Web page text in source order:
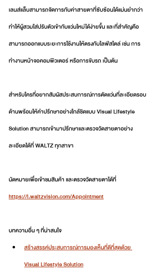
เลนส์แล็บสามารถจัดการกับค่าสายตาที่ซับซ้อนได้แม่นยำกว่า
ทำให้ผู้สวมใส่ปรับตัวเข้ากับแว่นใหม่ได้ง่ายขึ้น และที่สำคัญคือ
สามารถออกแบบระยะการใช้งานให้ตรงกับไลฟ์สไตล์ เช่น การ
ทำงานหน้าจอคอมพิวเตอร์ หรือการขับรถ เป็นต้น
สำหรับใครที่อยากสัมผัสประสบการณ์การตัดแว่นที่ละเอียดรอบ
ด้านพร้อมให้คำปรึกษาอย่างใกล้ชิดแบบ Visual Lifestyle
Solution สามารถเข้ามาปรึกษาและตรวจวัดสายตาอย่าง
ละเอียดได้ที่ WALTZ ทุกสาขา
นัดหมายเพื่อเข้าชมสินค้า และตรวจวัดสายตาได้ที่
https://l.waltzvision.com/Appointment
บทความอื่น ๆ ที่น่าสนใจ
สร้างสรรค์ประสบการณ์การมองเห็นที่ดีที่สุดด้วย
Visual Lifestyle Solution